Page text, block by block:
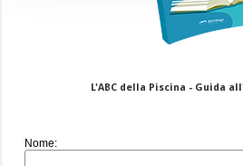
L'ABC della Piscina - Guida
Nome: